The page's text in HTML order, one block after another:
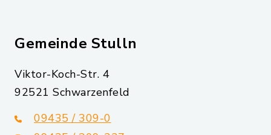
Gemeinde Stulln
Viktor-Koch-Str. 4
92521 Schwarzenfeld
09435 / 309-0